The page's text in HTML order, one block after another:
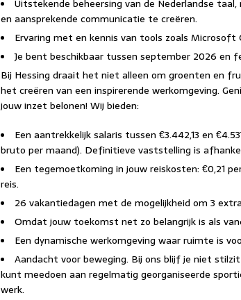
Uitstekende beheersing van de Nederlandse
en aansprekende communicatie te creëren.
Ervaring met en kennis van tools zoals Microsoft
Je bent beschikbaar tussen september 2026 en
Bij Hessing draait het niet alleen om groenten en
het creëren van een inspirerende werkomgeving.
jouw inzet belonen! Wij bieden:
Een aantrekkelijk salaris tussen €3.442,13 en
bruto per maand). Definitieve vaststelling is
Een tegemoetkoming in jouw reiskosten: €0,21
reis.
26 vakantiedagen met de mogelijkheid om 3
Omdat jouw toekomst net zo belangrijk is als
Een dynamische werkomgeving waar ruimte is
Aandacht voor beweging. Bij ons blijf je niet
kunt meedoen aan regelmatig georganiseerde
werk.